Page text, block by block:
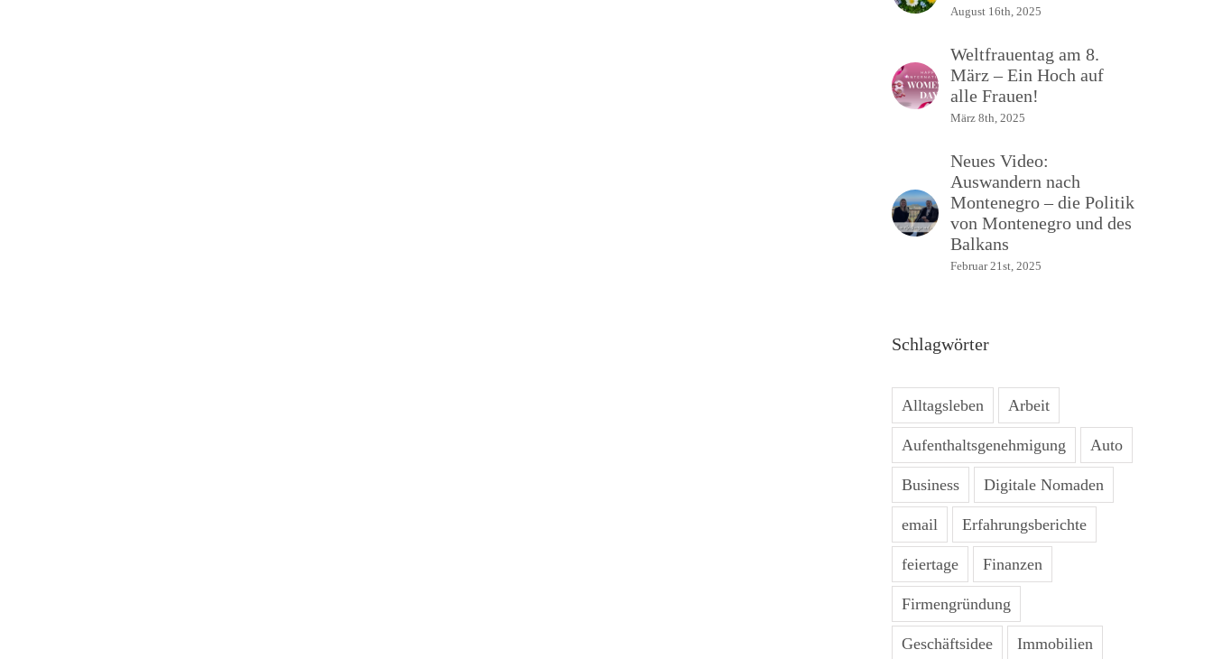
August 16th, 2025
Weltfrauentag am 8.
März – Ein Hoch auf
alle Frauen!
März 8th, 2025
Neues Video:
Auswandern nach
Montenegro – die Politik
von Montenegro und des
Balkans
Februar 21st, 2025
Schlagwörter
Alltagsleben Arbeit
Aufenthaltsgenehmigung Auto
Business Digitale Nomaden
email Erfahrungsberichte
feiertage Finanzen
Firmengründung
Geschäftsidee Immobilien